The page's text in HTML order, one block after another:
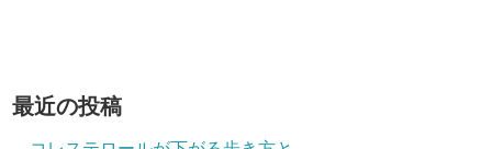
最近の投稿